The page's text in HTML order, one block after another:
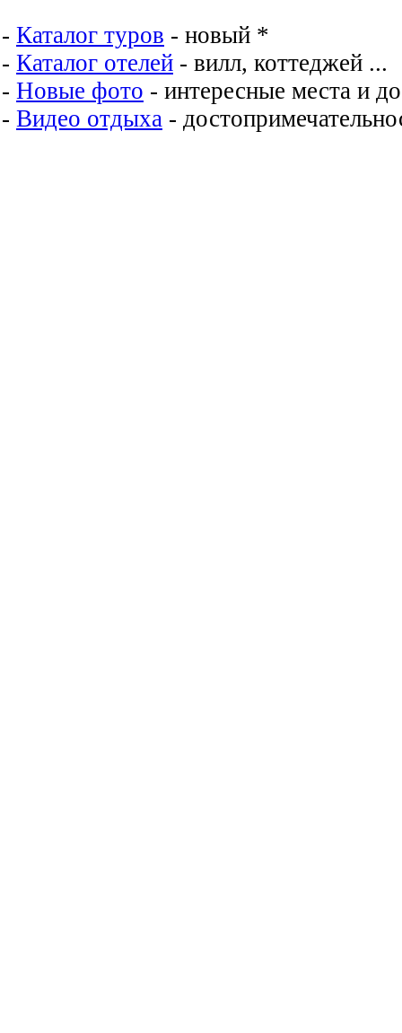
- Каталог туров - новый *
- Каталог отелей - вилл, коттеджей ...
- Новые фото - интересные места и
- Видео отдыха -